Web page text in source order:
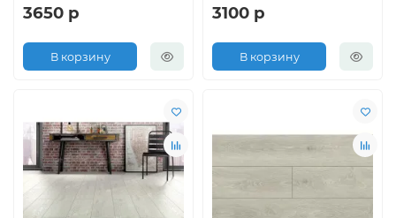
3650 р
В корзину
3100 р
В корзину